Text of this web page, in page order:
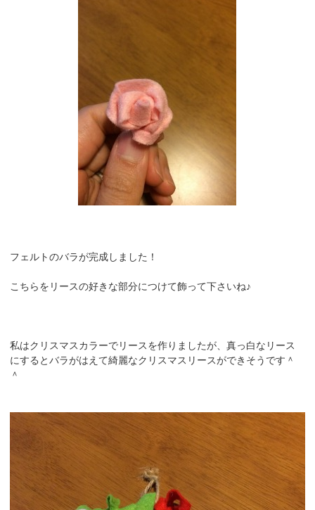
フェルトのバラが完成しました！
こちらをリースの好きな部分につけて飾って下さいね♪
私はクリスマスカラーでリースを作りましたが、真っ白なリース
にするとバラがはえて綺麗なクリスマスリースができそうです＾
＾